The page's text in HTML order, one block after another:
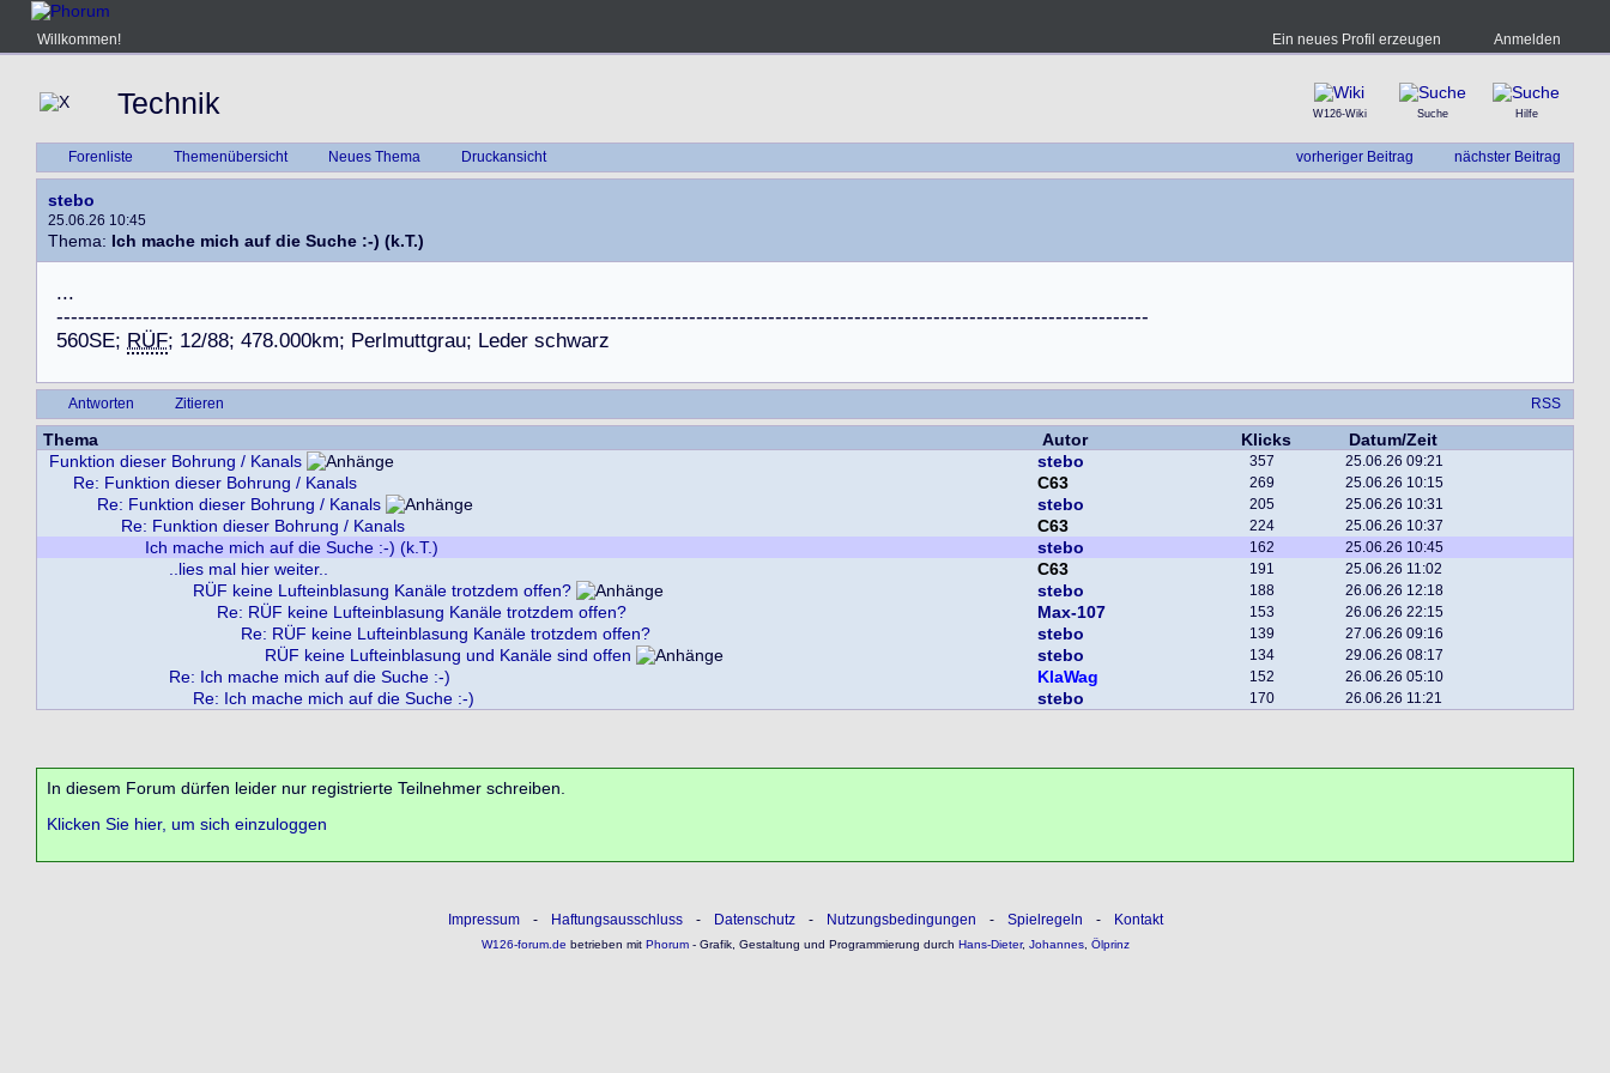
Willkommen! Ein neues Profil erzeugen Anmelden
Technik W126-Wiki Suche Hilfe
vorheriger Beitrag nächster Beitrag
Forenliste Themenübersicht Neues Thema Druckansicht
stebo
25.06.26 10:45
Thema: Ich mache mich auf die Suche :-) (k.T.)
...
--------------------------------------------------------------------------------------------------------------------------------------------------------
560SE; RÜF; 12/88; 478.000km; Perlmuttgrau; Leder schwarz
Antworten Zitieren RSS
Thema Autor Klicks
Datum/Zeit
Funktion dieser Bohrung / Kanals
stebo 357 25.06.26 09:21
Re: Funktion dieser Bohrung / Kanals C63 269 25.06.26 10:15
Re: Funktion dieser Bohrung / Kanals stebo 205 25.06.26 10:31
Re: Funktion dieser Bohrung / Kanals C63 224 25.06.26 10:37
Ich mache mich auf die Suche :-) (k.T.) stebo 162 25.06.26 10:45
..lies mal hier weiter.. C63 191 25.06.26 11:02
RÜF keine Lufteinblasung Kanäle trotzdem offen? stebo 188 26.06.26 12:18
Re: RÜF keine Lufteinblasung Kanäle trotzdem offen? Max-107 153 26.06.26 22:15
Re: RÜF keine Lufteinblasung Kanäle trotzdem offen? stebo 139 27.06.26 09:16
RÜF keine Lufteinblasung und Kanäle sind offen stebo 134 29.06.26 08:17
Re: Ich mache mich auf die Suche :-) KlaWag 152 26.06.26 05:10
Re: Ich mache mich auf die Suche :-) stebo 170 26.06.26 11:21
In diesem Forum dürfen leider nur registrierte Teilnehmer schreiben.
Klicken Sie hier, um sich einzuloggen
Impressum - Haftungsausschluss - Datenschutz - Nutzungsbedingungen - Spielregeln - Kontakt
W126-forum.de betrieben mitPhorum- Grafik, Gestaltung und Programmierung durch Hans-Dieter, Johannes, Ölprinz